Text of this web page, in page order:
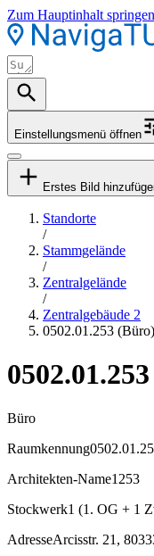
Zum Hauptinhalt springen
Einstellungsmenü öffnen
Erstes Bild
Standorte
/
Stammgelände
/
Zentralgelände
/
Zentralgebäude 2
0502.01.253 (Büro)
Büro
Raumkennung
Architekten-Name1253
Stockwerk1 (1. OG + 1
AdresseArcisstr. 21,